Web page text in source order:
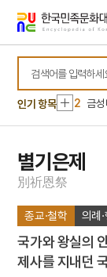
바로가기
바로가기
인기 항목
10 소
1 손곡
2 금
3 금
4
8 대
9 병
별기은제
別祈恩祭
종교·철학 의례
국가와 왕실의
제사를 지내던